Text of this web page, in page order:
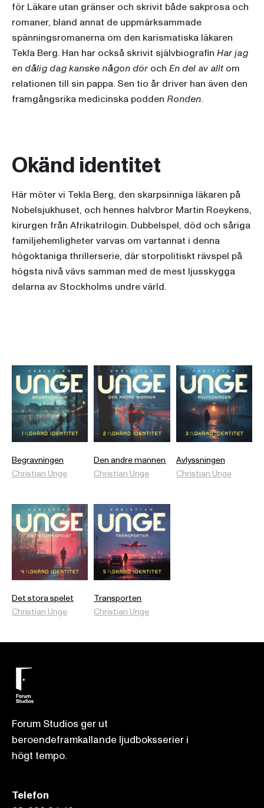
för Läkare utan gränser och skrivit både sakprosa och
romaner, bland annat de uppmärksammade
spänningsromanerna om den karismatiska läkaren
Tekla Berg. Han har också skrivit självbiografin Har jag
en dålig dag kanske någon döroch En del av alltom
relationen till sin pappa. Sen tio år driver han även den
framgångsrika medicinska podden Ronden.
Okänd identitet
Här möter vi Tekla Berg, den skarpsinniga läkaren på
Nobelsjukhuset, och hennes halvbror Martin Roeykens,
kirurgen från Afrikatrilogin. Dubbelspel, död och såriga
familjehemligheter varvas om vartannat i denna
högoktaniga thrillerserie, där storpolitiskt rävspel på
högsta nivå vävs samman med de mest ljusskygga
delarna av Stockholms undre värld.
Begravningen
Christian Unge
Den andre mannen
Christian Unge
Avlyssningen
Christian Unge
Det stora spelet
Christian Unge
Transporten
Christian Unge
Forum Studios ger ut
beroendeframkallande ljudboksserier i
högt tempo.
Telefon